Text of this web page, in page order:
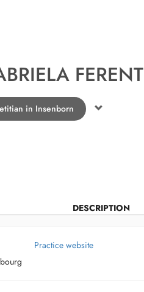
FERENT
in Insenborn
DESCRIPTION
Practice website